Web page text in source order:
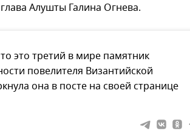
Алушты Галина Огнева.
это третий в мире памятник
повелителя Византийской
она в посте на своей странице